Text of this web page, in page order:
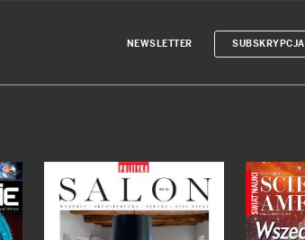
NEWSLETTER SUBSKRYPCJA